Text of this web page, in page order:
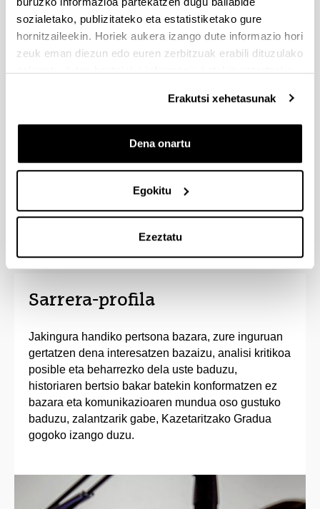
sozialetako, publizitateko eta estatistiketako gure
hornitzaileekin. Horiek aukera izango dute informazio hori
zeuk eman diezun edo euren zerbitzuak erabili dituzulako
eskuratu duten bestelako informazio batekin uztartzeko.
Erakutsi xehetasunak
Dena onartu
Egokitu
Ezeztatu
Ikasiko duzu egiazko informazioa
zorroztasunez bilatzen, historiak sortzen
erakargarritasun eta argitasunez.
Kazetaritza digitalaren, euskarri
telebistako komunikazio tradizionalaren bazter eta
merkatuari oso lotutako prestakuntzaren bidez.
Hirugarren eta laugarren ikastaroetan praktikak
egin ahal izango dituzu EITB, RTVE, Mediaset
nagusietan.
Sarrera-profila
Jakingura handiko pertsona bazara, zure inguruan
gertatzen dena interesatzen bazaizu, analisi kritikoa
posible eta beharrezko dela uste baduzu,
historiaren bertsio bakar batekin konformatzen ez
bazara eta komunikazioaren mundua oso gustuko
baduzu, zalantzarik gabe, Kazetaritzako Gradua
gogoko izango duzu.